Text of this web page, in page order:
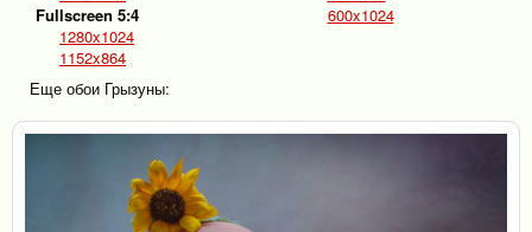
Fullscreen 5:4
1280x1024
1152x864
600x1024
Еще обои Грызуны: